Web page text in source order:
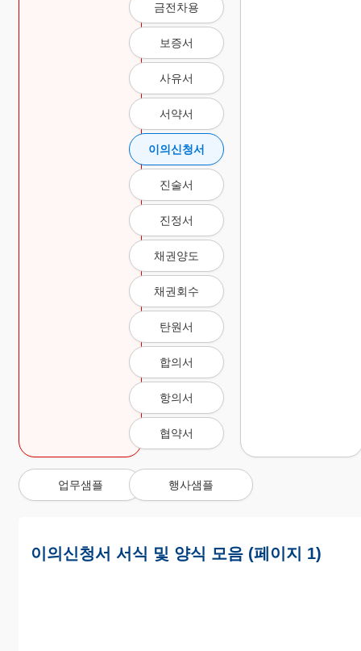
금전차용
보증서
사유서
서약서
이의신청서
진술서
진정서
채권양도
채권회수
탄원서
합의서
항의서
협약서
업무샘플 행사샘플
이의신청서 서식 및 양식 모음 (페이지 1)